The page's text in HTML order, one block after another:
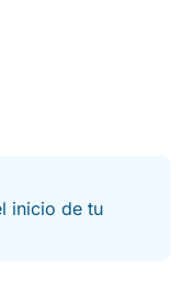
impecable, muy
todo lo
comodidad.
inicio de tu